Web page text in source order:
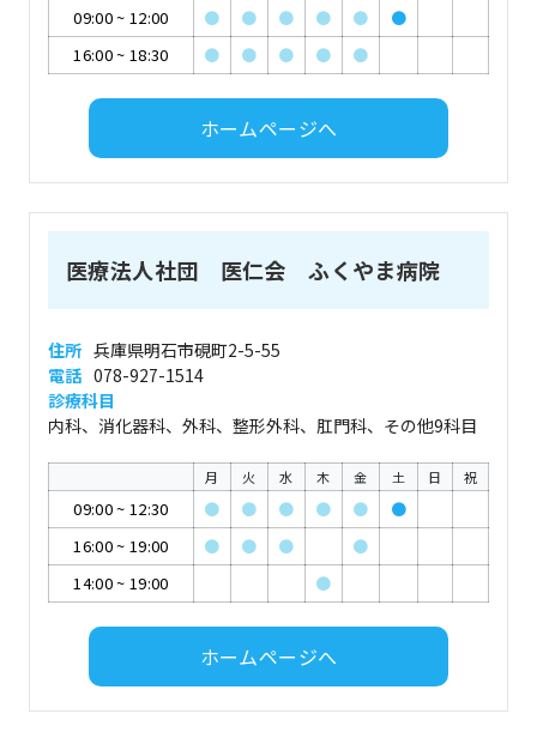
09:00~ 12:00 ● ● ● ● ●
●
16:00~ 18:30 ● ● ● ● ●
ホームページへ
医療法人社団 医仁会 ふくやま病院
住所 兵庫県明石市硯町2-5-55
電話 078-927-1514
診療科目
内科、消化器科、外科、整形外科、肛門科、その他9科目
月 火 水 木 金 土 日 祝
09:00~ 12:30 ● ● ● ● ●
●
16:00~ 19:00 ● ● ●
●
14:00~ 19:00 ●
ホームページへ